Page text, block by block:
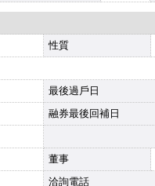
性質
最後過戶日
融券最後回補日
董事
洽詢電話